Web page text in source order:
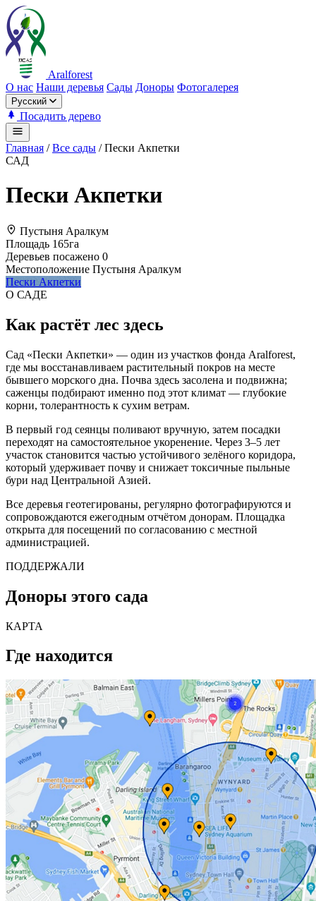
Aralforest
О нас Наши деревья Сады Доноры Фотогалерея
Русский
Посадить дерево
Главная / Все сады / Пески Акпетки
САД
Пески Акпетки
Пустыня Аралкум
Площадь 165га
Деревьев посажено 0
Местоположение Пустыня Аралкум
Пески Акпетки
О САДЕ
Как растёт лес здесь
Сад «Пески Акпетки» — один из участков фонда Aralforest,
где мы восстанавливаем растительный покров на месте
бывшего морского дна. Почва здесь засолена и подвижна;
саженцы подбирают именно под этот климат — глубокие
корни, толерантность к сухим ветрам.
В первый год сеянцы поливают вручную, затем посадки
переходят на самостоятельное укоренение. Через 3–5 лет
участок становится частью устойчивого зелёного коридора,
который удерживает почву и снижает токсичные пыльные
бури над Центральной Азией.
Все деревья геотегированы, регулярно фотографируются и
сопровождаются ежегодным отчётом донорам. Площадка
открыта для посещений по согласованию с местной
администрацией.
ПОДДЕРЖАЛИ
Доноры этого сада
КАРТА
Где находится